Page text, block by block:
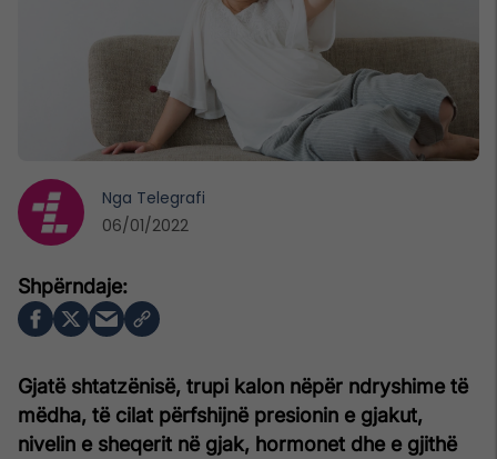
Gjatë shtatzënisë, trupi kalon nëpër ndryshime të
mëdha, të cilat përfshijnë presionin e gjakut,
nivelin e sheqerit në gjak, hormonet dhe e gjithë
Nga Telegrafi
06/01/2022